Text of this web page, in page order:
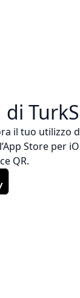
di
il tuo utilizzo
Store per
QR.